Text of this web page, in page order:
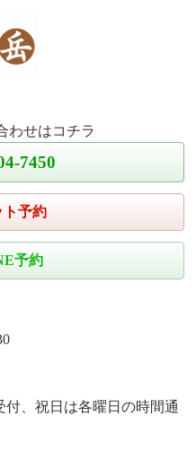
わせはコチラ
7450
ト予約
予約
付、祝日は各曜日の時間通